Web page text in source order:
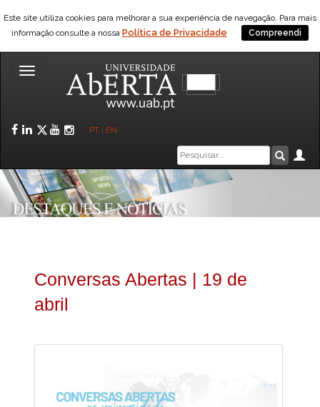
Este site utiliza cookies para melhorar a sua experiência de navegação. Para mais
informação consulte a nossa Política de Privacidade Compreendi
Toggle
Facebook
LinkedIn
Twitter
YouTube
Instagram
PT EN
Caixa
de
pesquisa
Conversas Abertas | 19 de
abril